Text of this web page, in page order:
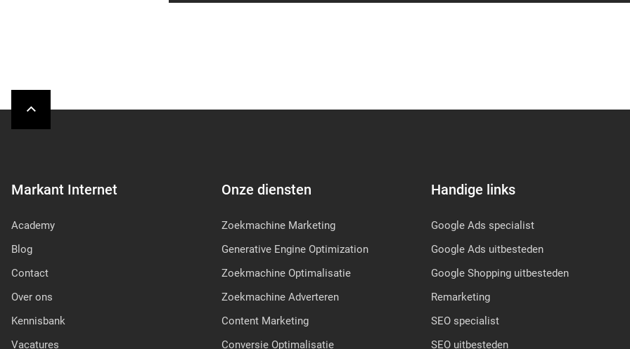
Markant Internet
Academy
Blog
Contact
Over ons
Kennisbank
Vacatures
Onze diensten
Zoekmachine Marketing
Generative Engine Optimization
Zoekmachine Optimalisatie
Zoekmachine Adverteren
Content Marketing
Conversie Optimalisatie
Handige links
Google Ads specialist
Google Ads uitbesteden
Google Shopping uitbesteden
Remarketing
SEO specialist
SEO uitbesteden